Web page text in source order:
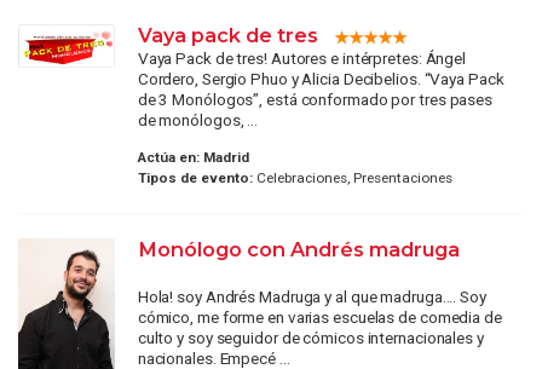
Vaya pack de tres
Vaya Pack de tres! Autores e intérpretes: Ángel
Cordero, Sergio Phuo y Alicia Decibelios. “Vaya Pack
de 3 Monólogos”, está conformado por tres pases
de monólogos, ...
Actúa en: Madrid
Tipos de evento:Celebraciones, Presentaciones
Monólogo con Andrés madruga
Hola! soy Andrés Madruga y al que madruga.... Soy
cómico, me forme en varias escuelas de comedia de
culto y soy seguidor de cómicos internacionales y
nacionales. Empecé ...